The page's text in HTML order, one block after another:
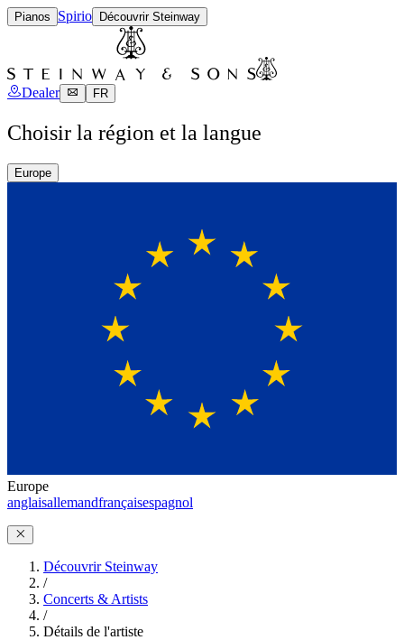
Pianos Spirio Découvrir Steinway
Dealer FR
Choisir la région et la langue
Europe
Europe
anglaisallemandfrançaisespagnol
Découvrir Steinway
/
Concerts & Artists
/
Détails de l'artiste